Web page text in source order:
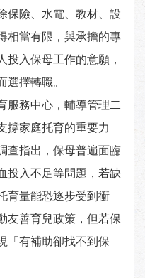
保險、水電、教材、設
相當有限，與承擔的專
入保母工作的意願，
擇轉職。
服務中心，輔導管理二
撐家庭托育的重要力
查指出，保母普遍面臨
投入不足等問題，若缺
育量能恐逐步受到衝
友善育兒政策，但若保
「有補助卻找不到保